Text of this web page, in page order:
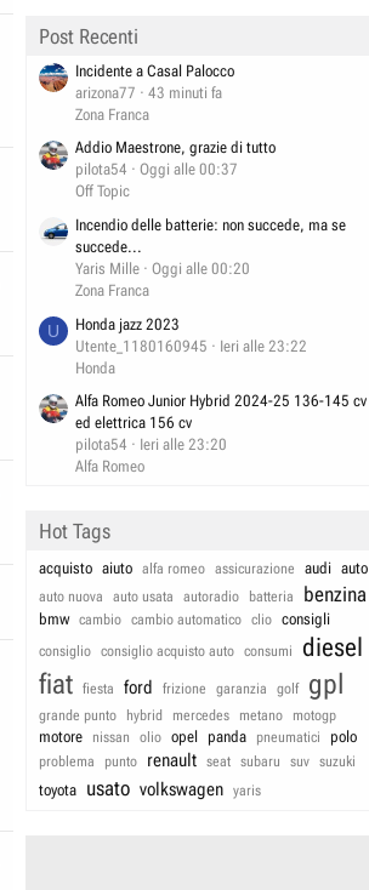
Post Recenti
Incidente a Casal Palocco
arizona77
43 minuti fa
Zona Franca
Addio Maestrone, grazie di tutto
pilota54
Oggi alle 00:37
Off Topic
Incendio delle batterie: non succede, ma se
succede...
Yaris Mille
Oggi alle 00:20
Zona Franca
U
Honda jazz 2023
Utente_1180160945
Ieri alle 23:22
Honda
Alfa Romeo Junior Hybrid 2024-25 136-145 cv
ed elettrica 156 cv
pilota54
Ieri alle 23:20
Alfa Romeo
Hot Tags
acquisto aiuto alfa romeo assicurazione audi auto
auto nuova auto usata autoradio batteria benzina
bmw cambio cambio automatico clio consigli
consiglio consiglio acquisto auto consumi diesel
fiat fiesta ford frizione garanzia golf gpl
grande punto hybrid mercedes metano motogp
motore nissan olio opel panda pneumatici polo
problema punto renault seat subaru suv suzuki
toyota usato volkswagen yaris